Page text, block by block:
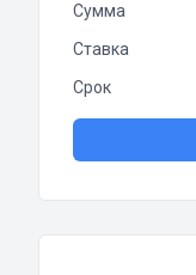
Сумма
Ставка
Срок